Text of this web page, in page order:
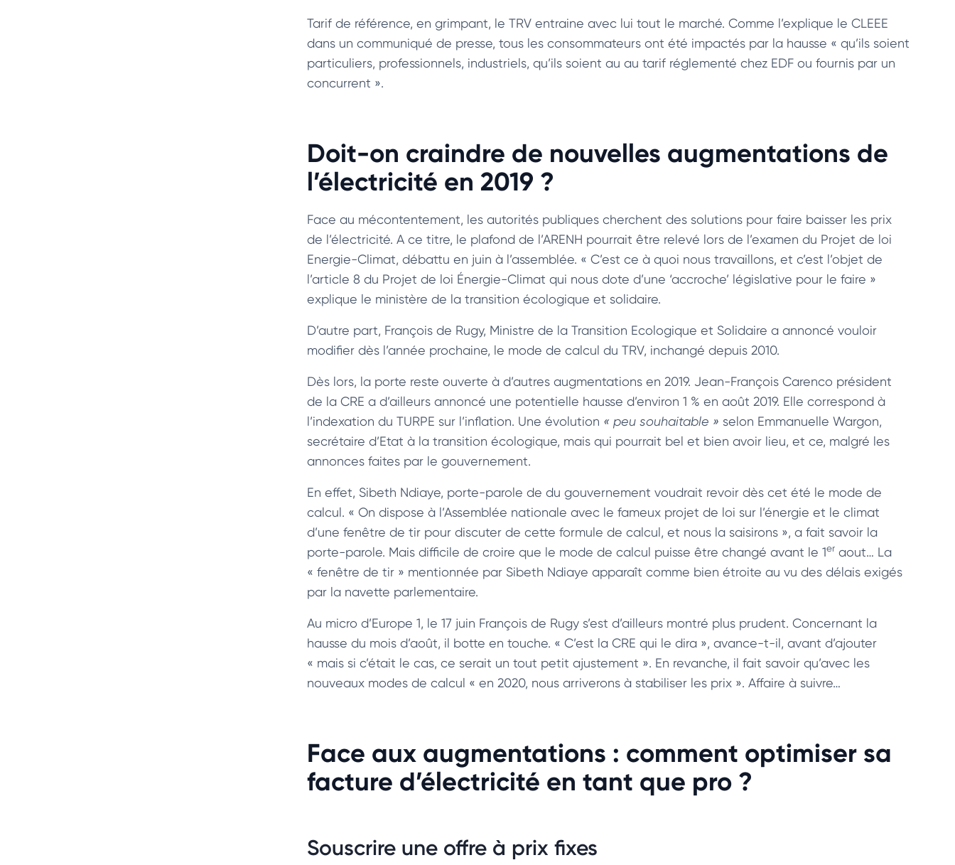
Tarif de référence, en grimpant, le TRV entraine avec lui tout le marché. Comme l’explique le CLEEE
dans un communiqué de presse, tous les consommateurs ont été impactés par la hausse « qu’ils soient
particuliers, professionnels, industriels, qu’ils soient au au tarif réglementé chez EDF ou fournis par un
concurrent ».
Doit-on craindre de nouvelles augmentations de
l’électricité en 2019 ?
Face au mécontentement, les autorités publiques cherchent des solutions pour faire baisser les prix
de l’électricité. A ce titre, le plafond de l’ARENH pourrait être relevé lors de l’examen du Projet de loi
Energie-Climat, débattu en juin à l’assemblée. « C’est ce à quoi nous travaillons, et c’est l’objet de
l’article 8 du Projet de loi Énergie-Climat qui nous dote d’une ‘accroche’ législative pour le faire »
explique le ministère de la transition écologique et solidaire.
D’autre part, François de Rugy, Ministre de la Transition Ecologique et Solidaire a annoncé vouloir
modifier dès l’année prochaine, le mode de calcul du TRV, inchangé depuis 2010.
Dès lors, la porte reste ouverte à d’autres augmentations en 2019. Jean-François Carenco président
de la CRE a d’ailleurs annoncé une potentielle hausse d’environ 1 % en août 2019. Elle correspond à
l’indexation du TURPE sur l’inflation. Une évolution « peu souhaitable » selon Emmanuelle Wargon,
secrétaire d’Etat à la transition écologique, mais qui pourrait bel et bien avoir lieu, et ce, malgré les
annonces faites par le gouvernement.
En effet, Sibeth Ndiaye, porte-parole de du gouvernement voudrait revoir dès cet été le mode de
calcul. « On dispose à l’Assemblée nationale avec le fameux projet de loi sur l’énergie et le climat
d’une fenêtre de tir pour discuter de cette formule de calcul, et nous la saisirons », a fait savoir la
porte-parole. Mais difficile de croire que le mode de calcul puisse être changé avant le 1er aout… La
« fenêtre de tir » mentionnée par Sibeth Ndiaye apparaît comme bien étroite au vu des délais exigés
par la navette parlementaire.
Au micro d’Europe 1, le 17 juin François de Rugy s’est d’ailleurs montré plus prudent. Concernant la
hausse du mois d’août, il botte en touche. « C’est la CRE qui le dira », avance-t-il, avant d’ajouter
« mais si c’était le cas, ce serait un tout petit ajustement ». En revanche, il fait savoir qu’avec les
nouveaux modes de calcul « en 2020, nous arriverons à stabiliser les prix ». Affaire à suivre…
Face aux augmentations : comment optimiser sa
facture d’électricité en tant que pro ?
Souscrire une offre à prix fixes